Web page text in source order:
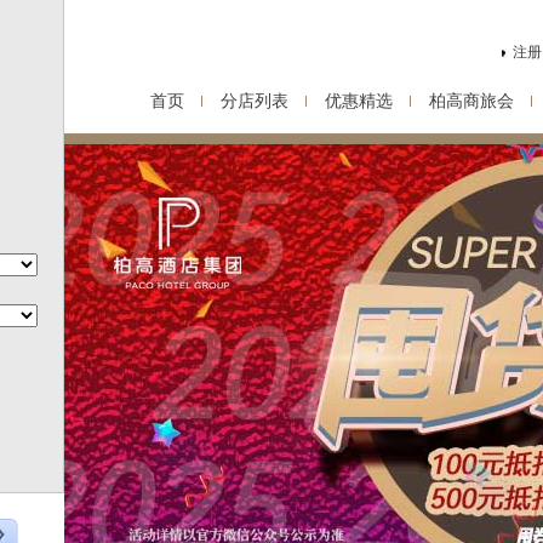
注册
首页 分店列表 优惠精选 柏高商旅会